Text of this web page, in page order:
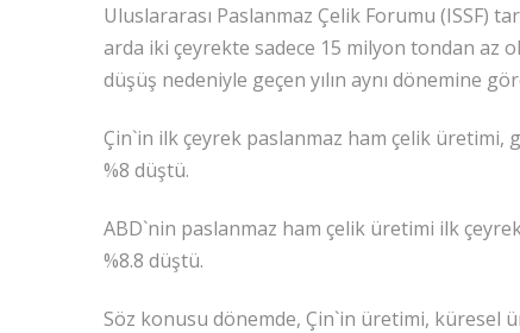
Uluslararası Paslanmaz Çelik Forumu (ISSF)
arda iki çeyrekte sadece 15 milyon tondan az
düşüş nedeniyle geçen yılın aynı dönemine
Çin`in ilk çeyrek paslanmaz ham çelik üretimi,
%8 düştü.
ABD`nin paslanmaz ham çelik üretimi ilk
%8.8 düştü.
Söz konusu dönemde, Çin`in üretimi, küresel